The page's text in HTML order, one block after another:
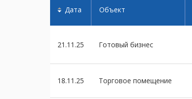
Дата Объект
21.11.25 Готовый бизнес
18.11.25 Торговое помещение